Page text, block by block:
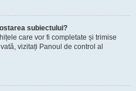
subiectului?
care vor fi completate și trimise
vizitați Panoul de control al